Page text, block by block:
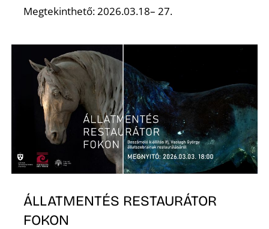
Megtekinthető: 2026.03.18– 27.
ÁLLATMENTÉS RESTAURÁTOR
FOKON